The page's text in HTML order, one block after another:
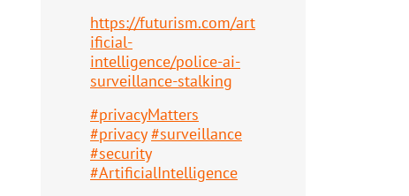
https://futurism.com/art
ificial-
intelligence/police-ai-
surveillance-stalking
#privacyMatters
#privacy #surveillance
#security
#ArtificialIntelligence